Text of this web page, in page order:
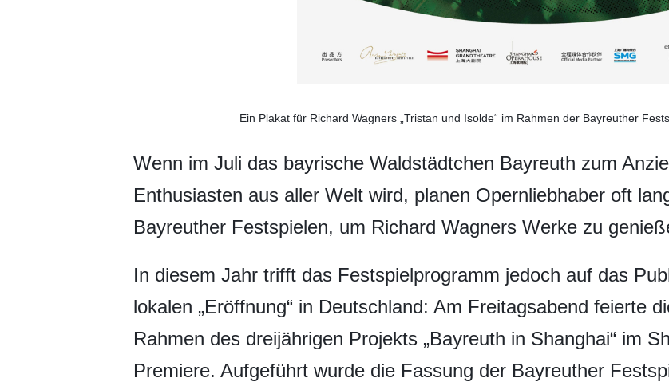
Ein Plakat für Richard Wagners „Tristan und Isolde“ im Rahmen der Bayreuther
Wenn im Juli das bayrische Waldstädtchen Bayreuth zum
Enthusiasten aus aller Welt wird, planen Opernliebhaber oft
Bayreuther Festspielen, um Richard Wagners Werke zu
In diesem Jahr trifft das Festspielprogramm jedoch auf das
lokalen „Eröffnung“ in Deutschland: Am Freitagsabend feierte
Rahmen des dreijährigen Projekts „Bayreuth in Shanghai“ im
Premiere. Aufgeführt wurde die Fassung der Bayreuther